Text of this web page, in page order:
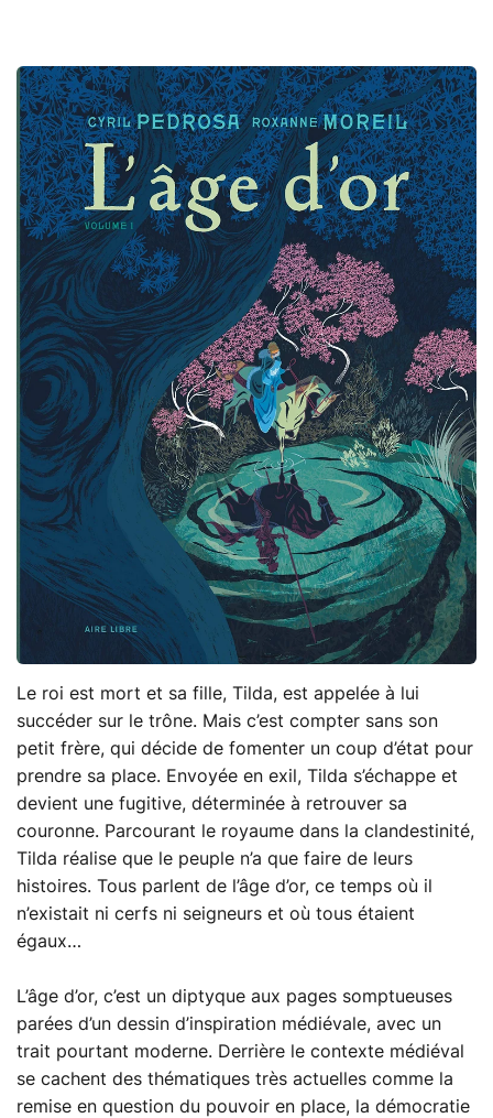
Le roi est mort et sa fille, Tilda, est appelée à lui
succéder sur le trône. Mais c’est compter sans son
petit frère, qui décide de fomenter un coup d’état pour
prendre sa place. Envoyée en exil, Tilda s’échappe et
devient une fugitive, déterminée à retrouver sa
couronne. Parcourant le royaume dans la clandestinité,
Tilda réalise que le peuple n’a que faire de leurs
histoires. Tous parlent de l’âge d’or, ce temps où il
n’existait ni cerfs ni seigneurs et où tous étaient
égaux…
L’âge d’or, c’est un diptyque aux pages somptueuses
parées d’un dessin d’inspiration médiévale, avec un
trait pourtant moderne. Derrière le contexte médiéval
se cachent des thématiques très actuelles comme la
remise en question du pouvoir en place, la démocratie